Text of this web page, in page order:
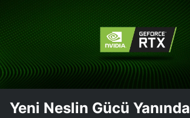
Yeni Neslin Gücü Yanında